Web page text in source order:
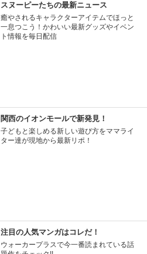
スヌーピーたちの最新ニュース
癒やされるキャラクターアイテムでほっと
一息つこう！かわいい最新グッズやイベン
ト情報を毎日配信
関西のイオンモールで新発見！
子どもと楽しめる新しい遊び方をママライ
ター達が現地から最新リポ！
注目の人気マンガはコレだ！
ウォーカープラスで今一番読まれている話